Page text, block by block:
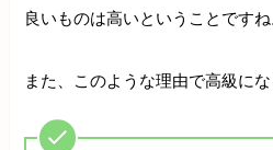
良いものは高いということですね
また、このような理由で高級に